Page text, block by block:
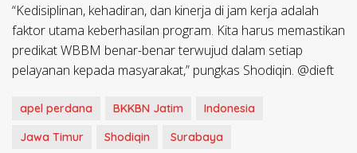
“Kedisiplinan, kehadiran, dan kinerja di jam kerja adalah
faktor utama keberhasilan program. Kita harus memastikan
predikat WBBM benar-benar terwujud dalam setiap
pelayanan kepada masyarakat,” pungkas Shodiqin. @dieft
apel perdana BKKBN Jatim
Indonesia
Jawa Timur
Shodiqin Surabaya